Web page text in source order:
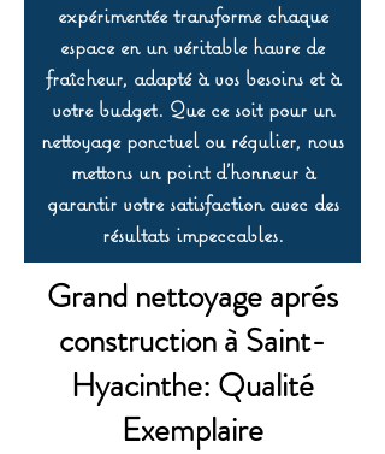
expérimentée transforme chaque
espace en un véritable havre de
fraîcheur, adapté à vos besoins et à
votre budget. Que ce soit pour un
nettoyage ponctuel ou régulier, nous
mettons un point d’honneur à
garantir votre satisfaction avec des
résultats impeccables.
Grand nettoyage aprés
construction à Saint-
Hyacinthe: Qualité
Exemplaire